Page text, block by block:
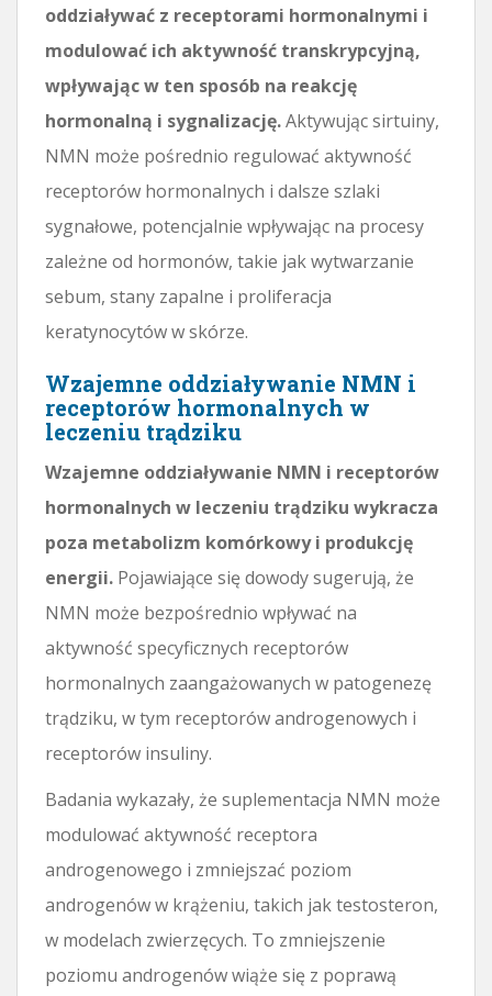
oddziaływać z receptorami hormonalnymi i
modulować ich aktywność transkrypcyjną,
wpływając w ten sposób na reakcję
hormonalną i sygnalizację.Aktywując sirtuiny,
NMN może pośrednio regulować aktywność
receptorów hormonalnych i dalsze szlaki
sygnałowe, potencjalnie wpływając na procesy
zależne od hormonów, takie jak wytwarzanie
sebum, stany zapalne i proliferacja
keratynocytów w skórze.
Wzajemne oddziaływanie NMN i
receptorów hormonalnych w
leczeniu trądziku
Wzajemne oddziaływanie NMN i receptorów
hormonalnych w leczeniu trądziku wykracza
poza metabolizm komórkowy i produkcję
energii. Pojawiające się dowody sugerują, że
NMN może bezpośrednio wpływać na
aktywność specyficznych receptorów
hormonalnych zaangażowanych w patogenezę
trądziku, w tym receptorów androgenowych i
receptorów insuliny.
Badania wykazały, że suplementacja NMN może
modulować aktywność receptora
androgenowego i zmniejszać poziom
androgenów w krążeniu, takich jak testosteron,
w modelach zwierzęcych. To zmniejszenie
poziomu androgenów wiąże się z poprawą